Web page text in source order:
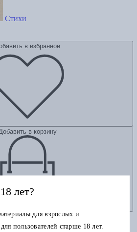
Стихи
в избранное
в корзину
лет?
для взрослых и
пользователей старше 18 лет.